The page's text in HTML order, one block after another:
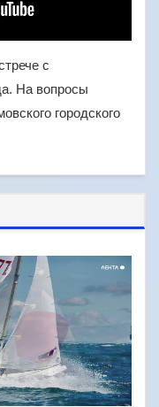
с
На вопросы
городского